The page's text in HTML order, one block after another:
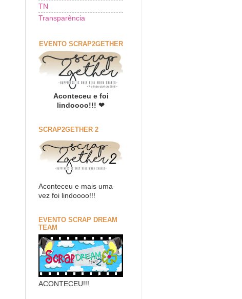
TN
Transparência
EVENTO SCRAP2GETHER
Aconteceu e foi
lindoooo!!! ❤
SCRAP2GETHER 2
Aconteceu e mais uma
vez foi lindoooo!!!
EVENTO SCRAP DREAM
TEAM
ACONTECEU!!!